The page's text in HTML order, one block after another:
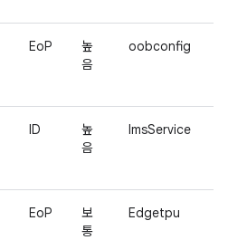
EoP
높
음
oobconfig
ID
높
음
ImsService
EoP
보
통
Edgetpu